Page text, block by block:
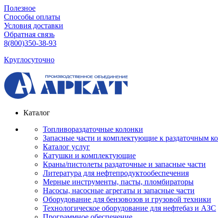
Полезное
Способы оплаты
Условия доставки
Обратная связь
8(800)350-38-93
Круглосуточно
Каталог
Топливораздаточные колонки
Запасные части и комплектующие к раздаточным
Каталог услуг
Катушки и комплектующие
Краны/пистолеты раздаточные и запасные части
Литература для нефтепродуктообеспечения
Мерные инструменты, пасты, пломбираторы
Насосы, насосные агрегаты и запасные части
Оборудование для бензовозов и грузовой техники
Технологическое оборудование для нефтебаз и АЗС